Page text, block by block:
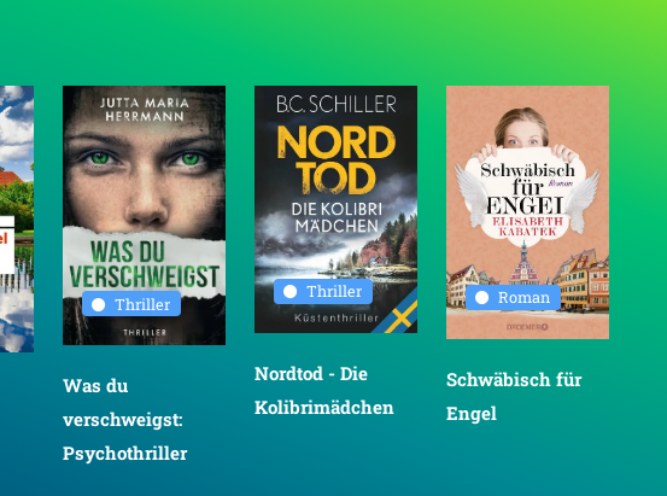
Thriller
Was du
verschweigst:
Psychothriller
Thriller
Nordtod - Die
Kolibrimädchen
Roman
Schwäbisch für
Engel